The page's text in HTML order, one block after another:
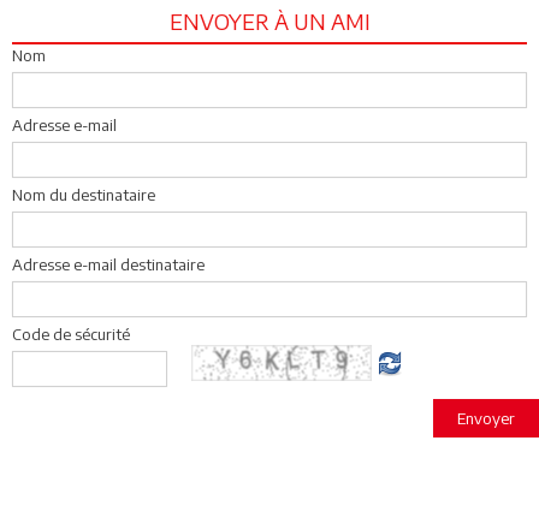
ENVOYER À UN AMI
Nom
Adresse e-mail
Nom du destinataire
Adresse e-mail destinataire
Code de sécurité
Envoyer